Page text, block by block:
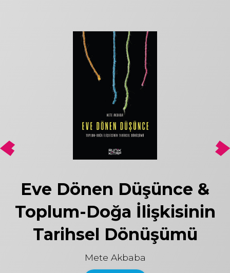
Eve Dönen Düşünce &
Toplum-Doğa İlişkisinin
Tarihsel Dönüşümü
Mete Akbaba